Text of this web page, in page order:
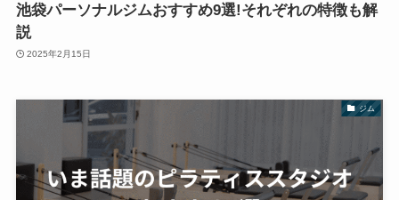
池袋パーソナルジムおすすめ9選!それぞれの特徴も解
説
2025年2月15日
ジム